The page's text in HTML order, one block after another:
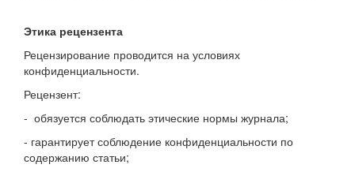
Этика рецензента
Рецензирование проводится на условиях
конфиденциальности.
Рецензент:
- обязуется соблюдать этические нормы журнала;
- гарантирует соблюдение конфиденциальности по
содержанию статьи;